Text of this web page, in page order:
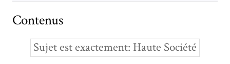
Contenus
Sujet est exactement Haute Société